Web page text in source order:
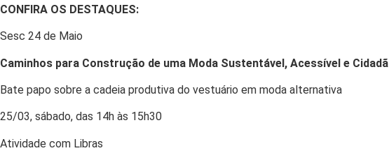
CONFIRA OS DESTAQUES:
Sesc 24 de Maio
Caminhos para Construção de uma Moda Sustentável, Acessível e Cidadã
Bate papo sobre a cadeia produtiva do vestuário em moda alternativa
25/03, sábado, das 14h às 15h30
Atividade com Libras